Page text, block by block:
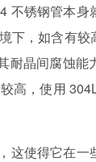
不锈钢管本身
下，如含有
耐晶间腐蚀能
高，使用
这使得它在